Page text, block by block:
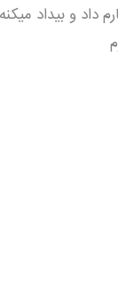
و بیداد